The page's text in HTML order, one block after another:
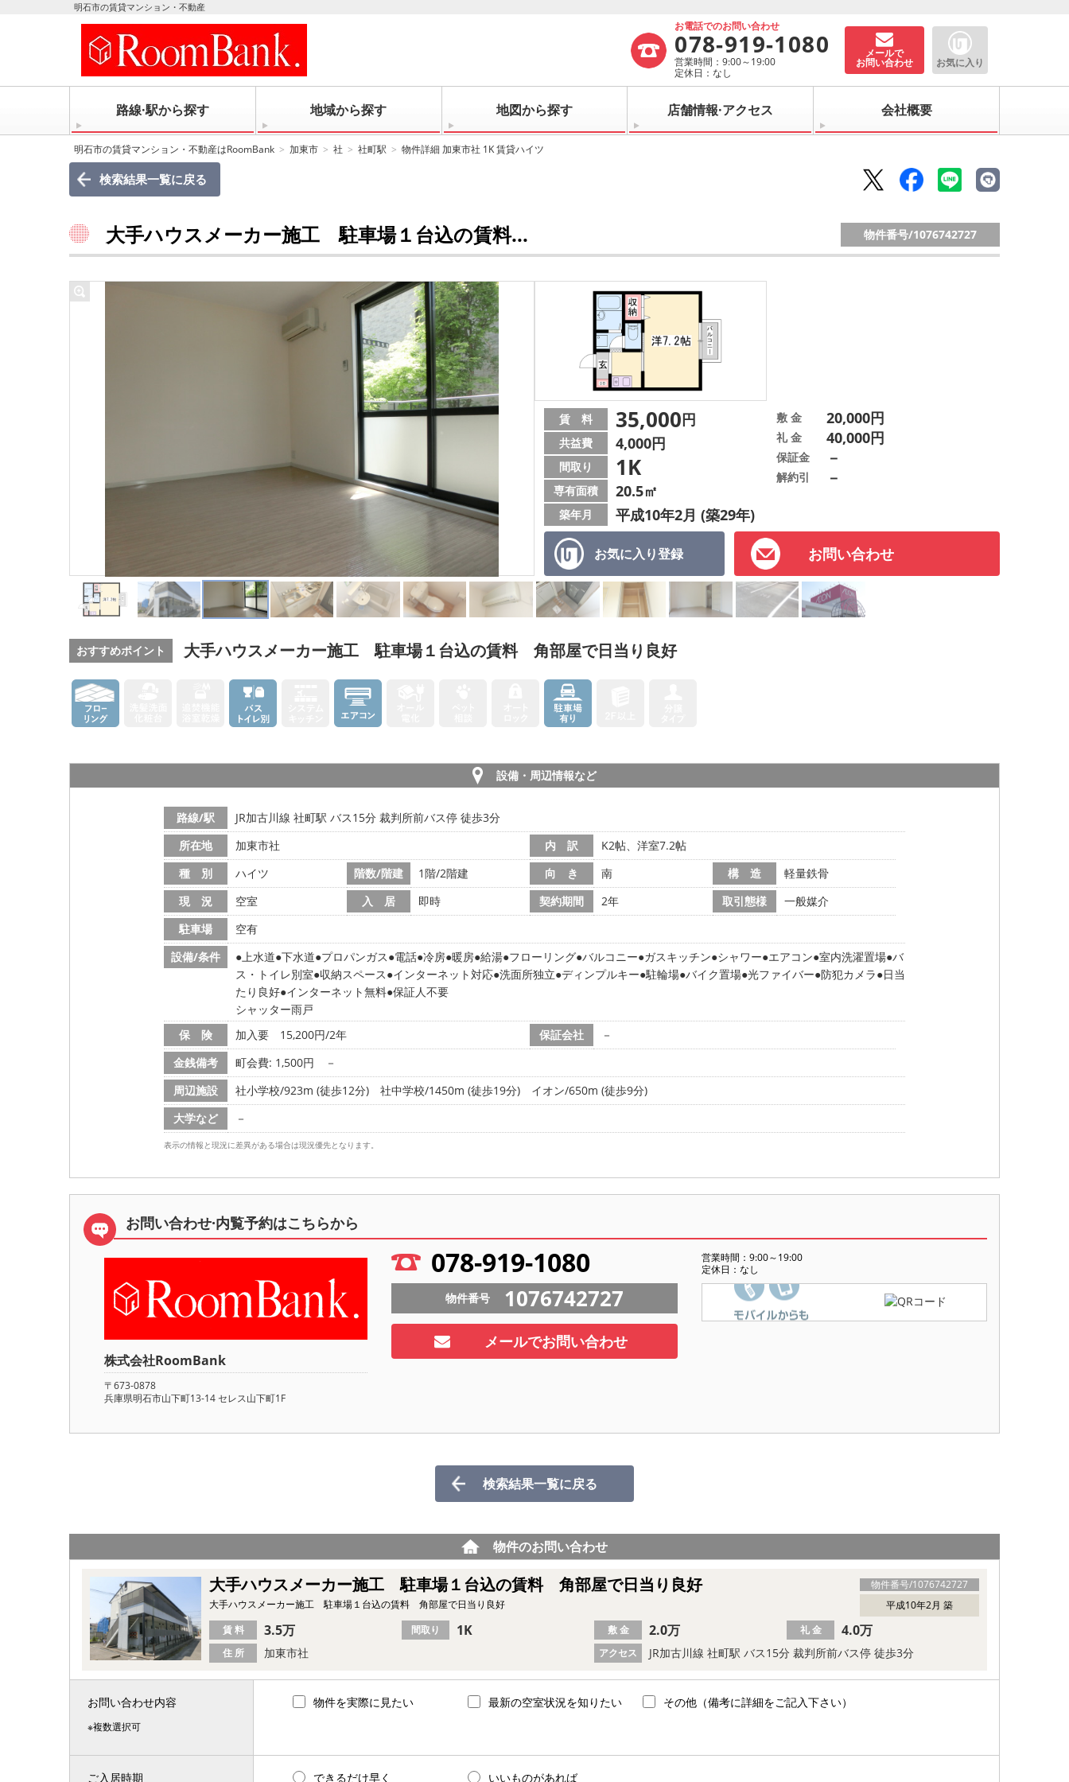
明石市の賃貸マンション・不動産
お電話でのお問い合わせ
078-919-1080
営業時間：9:00～19:00
定休日：なし
メールで
お問い合わせ お気に入り
路線·駅から探す 地域から探す 地図から探す 店舗情報·アクセス 会社概要
明石市の賃貸マンション・不動産はRoomBank 加東市 社 社町駅 物件詳細 加東市社 1K 賃貸ハイツ
検索結果一覧に戻る
大手ハウスメーカー施工 駐車場１台込の賃料... 物件番号/1076742727
お気に入り登録 お問い合わせ
賃 料 35,000円
共益費 4,000円
間取り 1K
専有面積 20.5㎡
築年月 平成10年2月 (築29年)
敷 金 20,000円
礼 金 40,000円
保証金 －
解約引 －
おすすめポイント 大手ハウスメーカー施工 駐車場１台込の賃料 角部屋で日当り良好
設備・周辺情報など
路線/駅
JR加古川線 社町駅 バス15分 裁判所前バス停 徒歩3分
所在地
加東市社 内 訳
K2帖、洋室7.2帖
種 別
ハイツ 階数/階建 1階/2階建 向 き 南 構 造
軽量鉄骨
現 況
空室 入 居 即時 契約期間 2年 取引態様
一般媒介
駐車場
空有
設備/条件
上水道 下水道 プロパンガス 電話 冷房 暖房 給湯 フローリング バルコニー ガスキッチン シャワー エアコン 室内洗濯置場 バ
ス・トイレ別室 収納スペース インターネット対応 洗面所独立 ディンプルキー 駐輪場 バイク置場 光ファイバー 防犯カメラ
日当
たり良好 インターネット無料 保証人不要
シャッター雨戸
保 険
加入要 15,200円/2年 保証会社
－
金銭備考
町会費: 1,500円
－
周辺施設
社小学校/923m (徒歩12分) 社中学校/1450m (徒歩19分)
イオン/650m (徒歩9分)
大学など
－
表示の情報と現況に差異がある場合は現況優先となります。
お問い合わせ·内覧予約はこちらから
株式会社RoomBank
〒673-0878
兵庫県明石市山下町13-14 セレス山下町1F
078-919-1080
営業時間：9:00～19:00
定休日：なし
物件番号 1076742727
メールでお問い合わせ
検索結果一覧に戻る
物件のお問い合わせ
物件番号/1076742727
大手ハウスメーカー施工 駐車場１台込の賃料 角部屋で日当り良好
平成10年2月 築
大手ハウスメーカー施工 駐車場１台込の賃料 角部屋で日当り良好
住 所 加東市社 アクセス JR加古川線 社町駅 バス15分 裁判所前バス停 徒歩3分
賃 料 3.5万 間取り 1K 敷 金 2.0万 礼 金 4.0万
お問い合わせ内容
※複数選択可
物件を実際に見たい 最新の空室状況を知りたい その他（備考に詳細をご記入下さい）
ご入居時期 できるだけ早く いいものがあれば